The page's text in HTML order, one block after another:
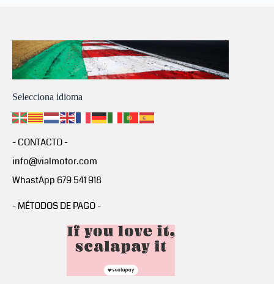
Selecciona idioma
- CONTACTO -
info@vialmotor.com
WhastApp 679 541 918
- MÉTODOS DE PAGO -